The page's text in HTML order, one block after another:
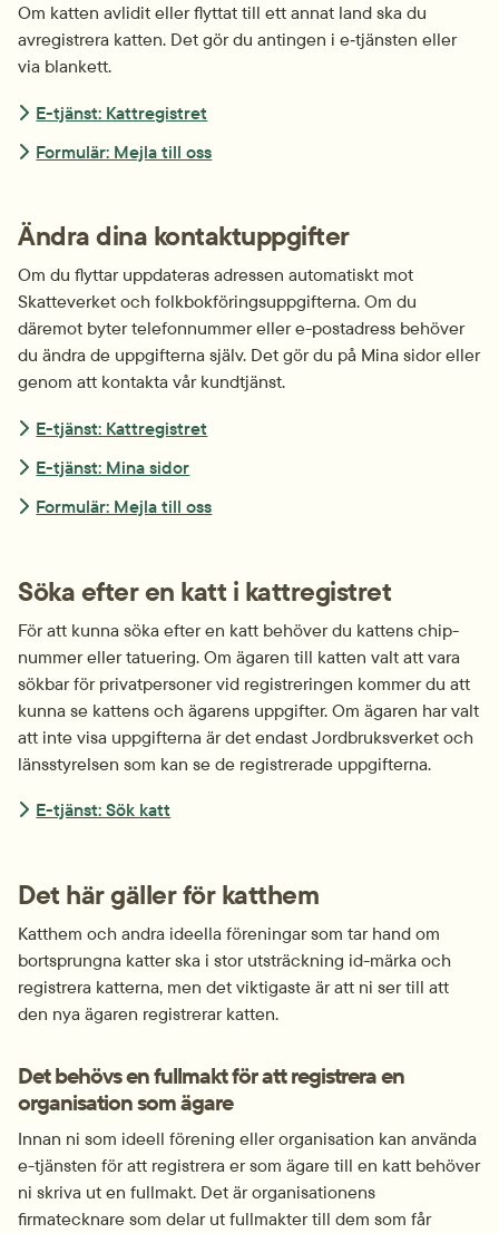
Om katten avlidit eller flyttat till ett annat land ska du
avregistrera katten. Det gör du antingen i e‑tjänsten eller
via blankett.
E-tjänst: Kattregistret
Formulär: Mejla till oss
Ändra dina kontaktuppgifter
Om du flyttar uppdateras adressen automatiskt mot
Skatteverket och folkbokförings­uppgifterna. Om du
däremot byter telefon­nummer eller e-postadress behöver
du ändra de uppgifterna själv. Det gör du på Mina sidor eller
genom att kontakta vår kundtjänst.
E-tjänst: Kattregistret
E-tjänst: Mina sidor
Formulär: Mejla till oss
Söka efter en katt i kattregistret
För att kunna söka efter en katt behöver du kattens chip­
nummer eller tatuering. Om ägaren till katten valt att vara
sökbar för privat­personer vid registreringen kommer du att
kunna se kattens och ägarens uppgifter. Om ägaren har valt
att inte visa uppgifterna är det endast Jordbruksverket och
länsstyrelsen som kan se de registrerade uppgifterna.
E-tjänst: Sök katt
Det här gäller för katthem
Katthem och andra ideella föreningar som tar hand om
bortsprungna katter ska i stor utsträckning id-märka och
registrera katterna, men det viktigaste är att ni ser till att
den nya ägaren registrerar katten.
Det behövs en fullmakt för att registrera en
organisation som ägare
Innan ni som ideell förening eller organisation kan använda
e-tjänsten för att registrera er som ägare till en katt behöver
ni skriva ut en fullmakt. Det är organisationens
firmatecknare som delar ut fullmakter till dem som får